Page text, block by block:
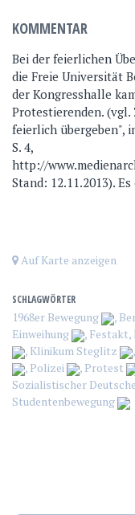
KOMMENTAR
Bei der feierlichen
die Freie Universität
der Kongresshalle
Protestierenden.
feierlich übergeben",
S. 4,
http://
Stand: 12.11.2013).
Auf Karte anzeigen
SCHLAGWÖRTER
1968er Bewegung ,
Einweihung
, Festakt,
, Klinikum Steglitz ,
, Polizei , Protest
Sozialistischer
Studentenbewegung